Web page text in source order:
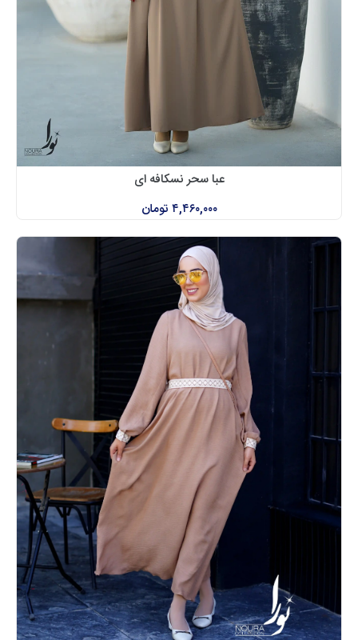
عبا سحر نسکافه ای
۴,۴۶۰,۰۰۰تومان
پیراهن شادان 2 (نسکافه ای و پسته ای)